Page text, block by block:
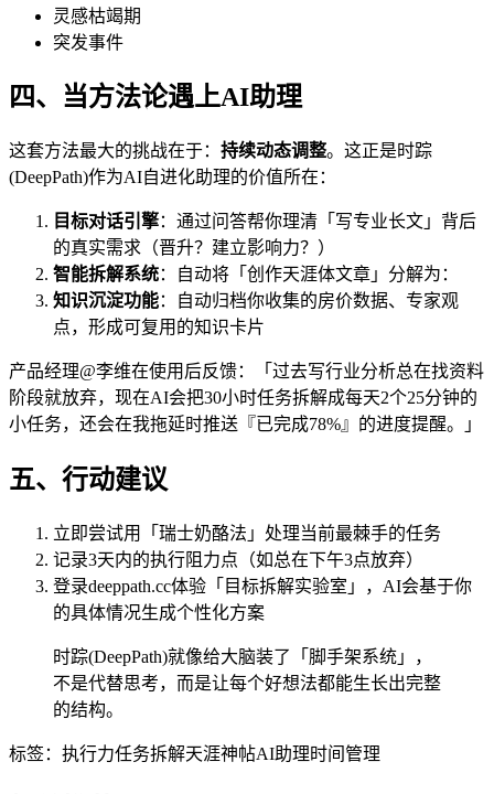
灵感枯竭期
突发事件
四、当方法论遇上AI助理
这套方法最大的挑战在于： 持续动态调整。这正是时踪
(DeepPath)作为AI自进化助理的价值所在：
目标对话引擎：通过问答帮你理清「写专业长文」背后
的真实需求（晋升？建立影响力？）
智能拆解系统：自动将「创作天涯体文章」分解为：
知识沉淀功能：自动归档你收集的房价数据、专家观
点，形成可复用的知识卡片
产品经理@李维在使用后反馈：「过去写行业分析总在找资料
阶段就放弃，现在AI会把30小时任务拆解成每天2个25分钟的
小任务，还会在我拖延时推送『已完成78%』的进度提醒。」
五、行动建议
立即尝试用「瑞士奶酪法」处理当前最棘手的任务
记录3天内的执行阻力点（如总在下午3点放弃）
登录deeppath.cc体验「目标拆解实验室」，AI会基于你
的具体情况生成个性化方案
时踪(DeepPath)就像给大脑装了「脚手架系统」，
不是代替思考，而是让每个好想法都能生长出完整
的结构。
标签： 执行力任务拆解天涯神帖AI助理时间管理